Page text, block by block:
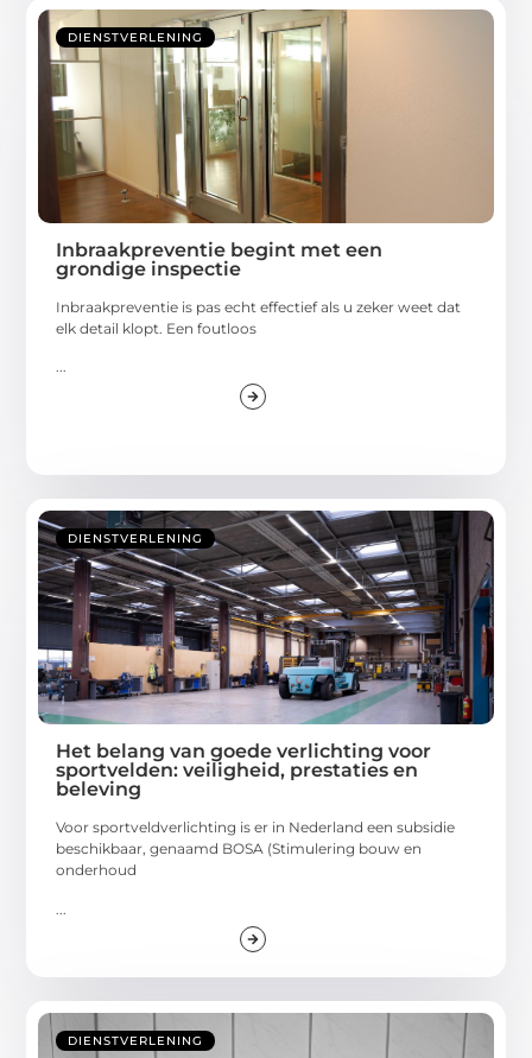
DIENSTVERLENING
Inbraakpreventie begint met een
grondige inspectie
Inbraakpreventie is pas echt effectief als u zeker weet dat
elk detail klopt. Een foutloos
...
DIENSTVERLENING
Het belang van goede verlichting voor
sportvelden: veiligheid, prestaties en
beleving
Voor sportveldverlichting is er in Nederland een subsidie
beschikbaar, genaamd BOSA (Stimulering bouw en
onderhoud
DIENSTVERLENING